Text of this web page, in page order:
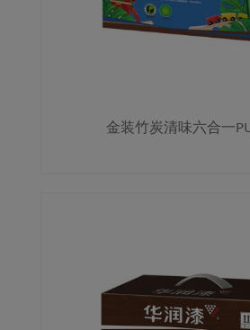
金装竹炭清味六合一